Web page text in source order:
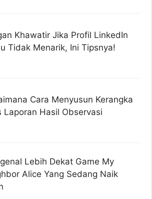
Khawatir Jika Profil LinkedIn
Tidak Menarik, Ini Tipsnya!
Cara Menyusun Kerangka
Laporan Hasil Observasi
Lebih Dekat Game My
Alice Yang Sedang Naik